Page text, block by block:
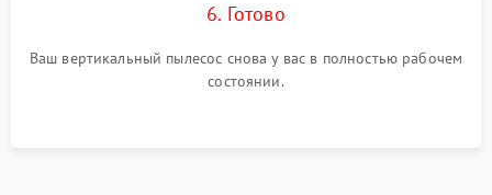
6. Готово
Ваш вертикальный пылесос снова у вас в полностью рабочем
состоянии.